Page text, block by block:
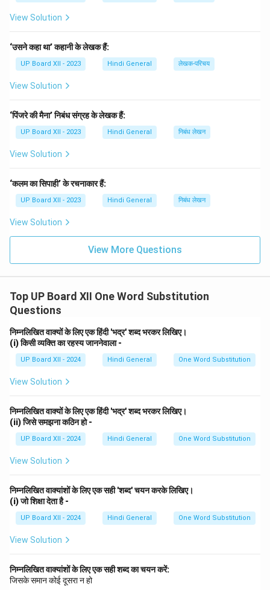
View Solution
‘उसने कहा था’ कहानी के लेखक हैं:
UP Board XII - 2023 Hindi General लेखक-परिचय
View Solution
‘पिंजरे की मैना’ निबंध संग्रह के लेखक हैं:
UP Board XII - 2023 Hindi General निबंध लेखन
View Solution
‘कलम का सिपाही’ के रचनाकार हैं:
UP Board XII - 2023 Hindi General निबंध लेखन
View Solution
View More Questions
Top UP Board XII One Word Substitution
Questions
निम्नलिखित वाक्यों के लिए एक हिंदी 'भद्र' शब्द भरकर लिखिए।
(i) किसी व्यक्ति का रहस्य जाननेवाला -
UP Board XII - 2024 Hindi General One Word Substitution
View Solution
निम्नलिखित वाक्यों के लिए एक हिंदी 'भद्र' शब्द भरकर लिखिए।
(ii) जिसे समझना कठिन हो -
UP Board XII - 2024 Hindi General One Word Substitution
View Solution
निम्नलिखित वाक्यांशों के लिए एक सही 'शब्द' चयन करके लिखिए।
(i) जो शिक्षा देता है -
UP Board XII - 2024 Hindi General One Word Substitution
View Solution
निम्नलिखित वाक्यांशों के लिए एक सही शब्द का चयन करें:
जिसके समान कोई दूसरा न हो